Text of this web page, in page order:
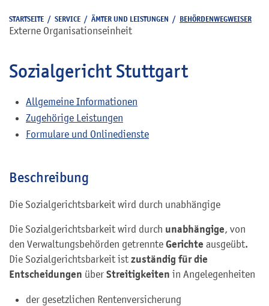
STARTSEITE / SERVICE / ÄMTER UND LEISTUNGEN / BEHÖRDENWEGWEISER
Externe Organisationseinheit
Sozialgericht Stuttgart
Allgemeine Informationen
Zugehörige Leistungen
Formulare und Onlinedienste
Beschreibung
Die Sozialgerichtsbarkeit wird durch unabhängige
Die Sozialgerichtsbarkeit wird durch unabhängige, von
den Verwaltungsbehörden getrennte Gerichte ausgeübt.
Die Sozialgerichtsbarkeit ist zuständig für die
Entscheidungen über Streitigkeiten in Angelegenheiten
der gesetzlichen Rentenversicherung